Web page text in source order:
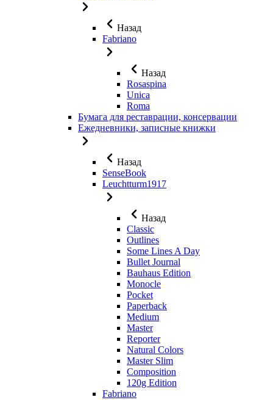
Назад
Fabriano
Назад
Rosaspina
Unica
Roma
Бумага для реставрации, консервации
Ежедневники, записные книжки
Назад
SenseBook
Leuchtturm1917
Назад
Classic
Outlines
Some Lines A Day
Bullet Journal
Bauhaus Edition
Monocle
Pocket
Paperback
Medium
Master
Reporter
Natural Colors
Master Slim
Composition
120g Edition
Fabriano